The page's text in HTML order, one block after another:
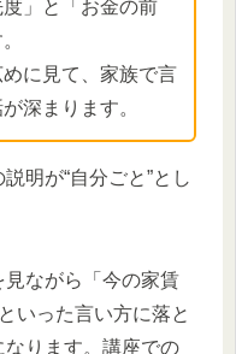
」と「お金の前
に見て、家族で言
深まります。
明が“自分ごと”とし
ながら「今の家賃
いった言い方に落と
ります。講座での